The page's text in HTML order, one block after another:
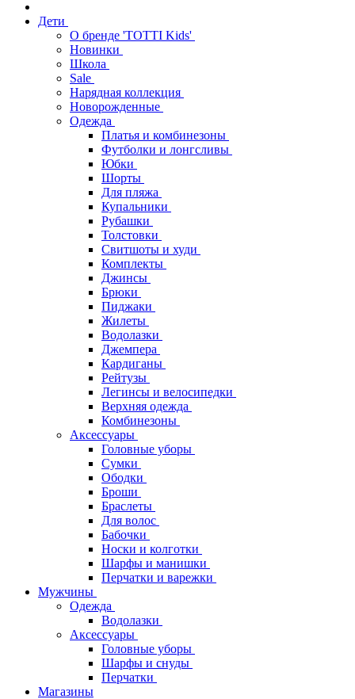
Дети
О бренде 'TOTTI Kids'
Новинки
Школа
Sale
Нарядная коллекция
Новорожденные
Одежда
Платья и комбинезоны
Футболки и лонгсливы
Юбки
Шорты
Для пляжа
Купальники
Рубашки
Толстовки
Свитшоты и худи
Комплекты
Джинсы
Брюки
Пиджаки
Жилеты
Водолазки
Джемпера
Кардиганы
Рейтузы
Легинсы и велосипедки
Верхняя одежда
Комбинезоны
Аксессуары
Головные уборы
Сумки
Ободки
Броши
Браслеты
Для волос
Бабочки
Носки и колготки
Шарфы и манишки
Перчатки и варежки
Мужчины
Одежда
Водолазки
Аксессуары
Головные уборы
Шарфы и снуды
Перчатки
Магазины